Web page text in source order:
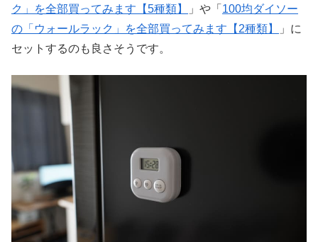
ク」を全部買ってみます【5種類】
」や「 100均ダイソー
の「ウォールラック」を全部買ってみます【2種類】
」に
セットするのも良さそうです。